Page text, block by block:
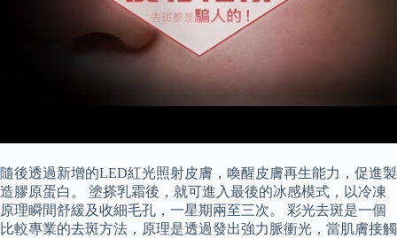
隨後透過新增的LED紅光照射皮膚，喚醒皮膚再生能力，促進製
造膠原蛋白。 塗搽乳霜後，就可進入最後的冰感模式，以冷凍
原理瞬間舒緩及收細毛孔，一星期兩至三次。 彩光去斑是一個
比較專業的去斑方法，原理是透過發出強力脈衝光，當肌膚接觸